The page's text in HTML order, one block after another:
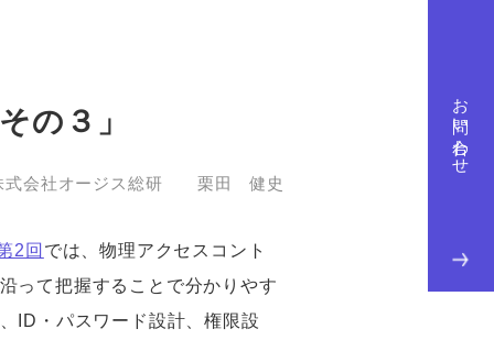
お問い合わせ
の３」
式会社オージス総研 栗田 健史
2回 では、物理アクセスコント
って把握することで分かりやす
ID・パスワード設計、権限設